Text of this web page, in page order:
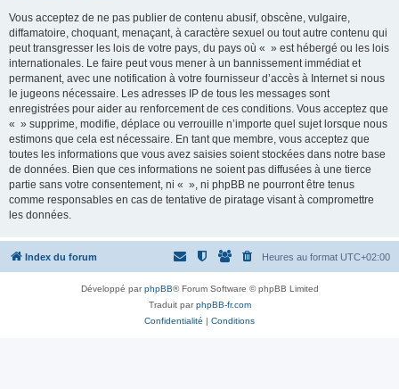
Vous acceptez de ne pas publier de contenu abusif, obscène, vulgaire,
diffamatoire, choquant, menaçant, à caractère sexuel ou tout autre contenu qui
peut transgresser les lois de votre pays, du pays où « » est hébergé ou les lois
internationales. Le faire peut vous mener à un bannissement immédiat et
permanent, avec une notification à votre fournisseur d’accès à Internet si nous
le jugeons nécessaire. Les adresses IP de tous les messages sont
enregistrées pour aider au renforcement de ces conditions. Vous acceptez que
« » supprime, modifie, déplace ou verrouille n’importe quel sujet lorsque nous
estimons que cela est nécessaire. En tant que membre, vous acceptez que
toutes les informations que vous avez saisies soient stockées dans notre base
de données. Bien que ces informations ne soient pas diffusées à une tierce
partie sans votre consentement, ni « », ni phpBB ne pourront être tenus
comme responsables en cas de tentative de piratage visant à compromettre
les données.
Index du forum Heures au format UTC+02:00
Développé parphpBB® Forum Software © phpBB Limited
Traduit parphpBB-fr.com
Confidentialité | Conditions